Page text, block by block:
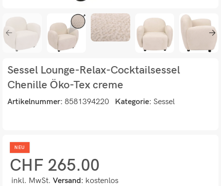
Sessel Lounge-Relax-Cocktailsessel
Chenille Öko-Tex creme
Artikelnummer: 8581394220 Kategorie: Sessel
NEU
CHF 265.00
inkl. MwSt. Versand: kostenlos